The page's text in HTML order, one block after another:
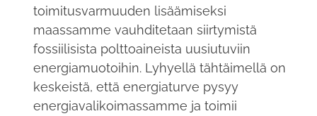
toimitusvarmuuden lisäämiseksi
maassamme vauhditetaan siirtymistä
fossiilisista polttoaineista uusiutuviin
energiamuotoihin. Lyhyellä tähtäimellä on
keskeistä, että energiaturve pysyy
energiavalikoimassamme ja toimii